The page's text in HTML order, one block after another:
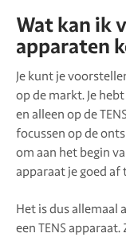
Wat kan ik
apparaten
Je kunt je
op de markt. Je
en alleen op de
focussen op de
om aan het begin
apparaat je goed af
Het is dus allemaal
een TENS